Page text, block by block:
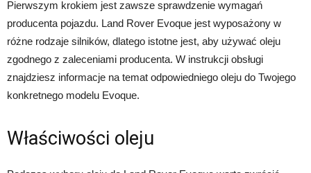
Pierwszym krokiem jest zawsze sprawdzenie wymagań
producenta pojazdu. Land Rover Evoque jest wyposażony w
różne rodzaje silników, dlatego istotne jest, aby używać oleju
zgodnego z zaleceniami producenta. W instrukcji obsługi
znajdziesz informacje na temat odpowiedniego oleju do Twojego
konkretnego modelu Evoque.
Właściwości oleju